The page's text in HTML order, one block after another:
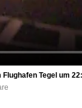
Tegel um